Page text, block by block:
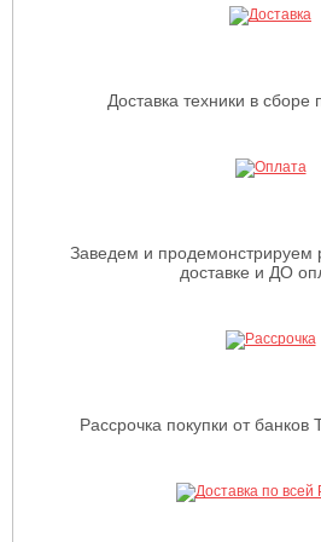
Доставка техники в сборе
Заведем и продемонстрируем
доставке и ДО
Рассрочка покупки от